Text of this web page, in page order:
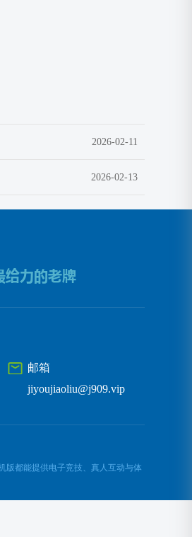
2026-02-11
2026-02-13
邮箱
jiyoujiaoliu@j909.vip
版都能提供电子竞技、真人互动与体